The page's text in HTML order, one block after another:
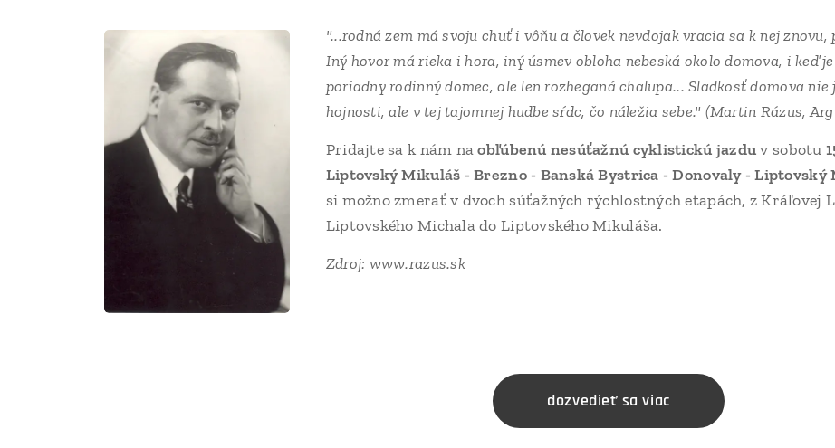
"...rodná zem má svoju chuť i vôňu a človek nevdojak vracia sa k nej
Iný hovor má rieka i hora, iný úsmev obloha nebeská okolo domova, i keď
poriadny rodinný domec, ale len rozheganá chalupa... Sladkosť domova
hojnosti, ale v tej tajomnej hudbe sŕdc, čo náležia sebe." (Martin Rázus,
Pridajte sa k nám naobľúbenú nesúťažnú cyklistickú jazduv sobotu
Liptovský Mikuláš - Brezno - Banská Bystrica - Donovaly - Liptovský
si možno zmerať v dvoch súťažných rýchlostných etapách, z Kráľovej
Liptovského Michala do Liptovského Mikuláša.
Zdroj: www.razus.sk
dozvedieť sa viac